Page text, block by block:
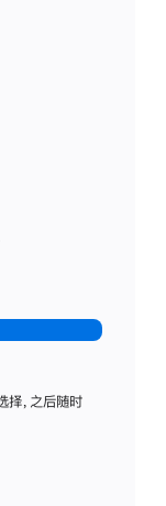
择，之后随时